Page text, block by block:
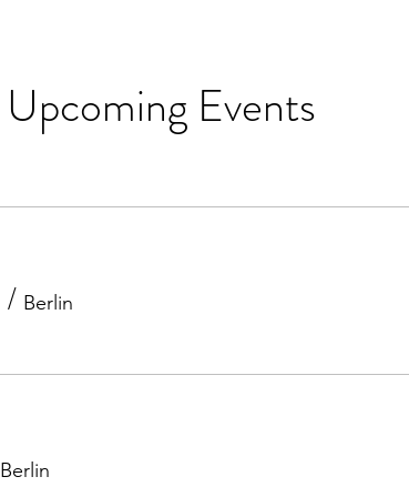
Upcoming Events
/ Berlin
Berlin